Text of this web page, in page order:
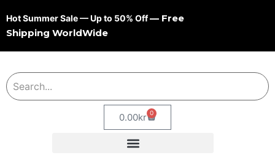
Hot Summer Sale — Up to 50% Off— Free
Shipping WorldWide
0.00kr 0